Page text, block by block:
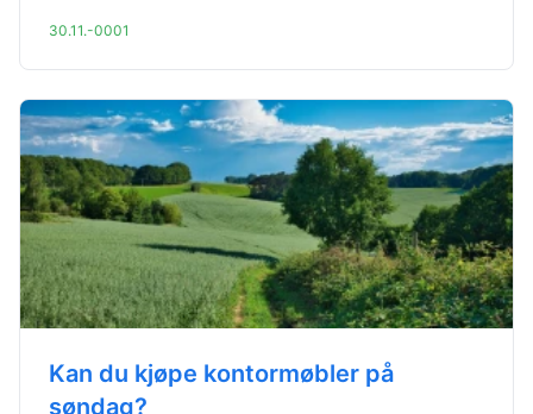
30.11.-0001
Kan du kjøpe kontormøbler på
søndag?